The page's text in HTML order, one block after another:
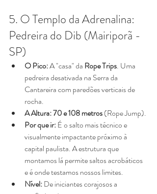
5. O Templo da Adrenalina:
Pedreira do Dib (Mairiporã -
SP)
O Pico: A "casa" da Rope Trips. Uma
pedreira desativada na Serra da
Cantareira com paredões verticais de
rocha.
A Altura:70 e 108 metros (Rope Jump).
Por que ir: É o salto mais técnico e
visualmente impactante próximo à
capital paulista. A estrutura que
montamos lá permite saltos acrobáticos
e é onde testamos nossos limites.
Nível: De iniciantes corajosos a